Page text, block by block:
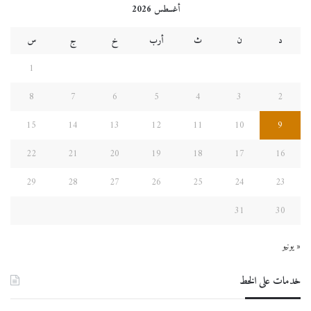
أغسطس 2026
د
ن ث أرب خ ج
س
1
2
3
4
5
6
7
8
9
10
11
12
13
14
15
16
17
18
19
20
21
22
23
24
25
26
27
28
29
30
31
« يونيو
خدمات على الخط